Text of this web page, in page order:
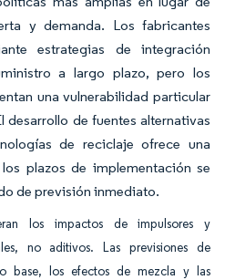
y demanda. Los fabricantes
estrategias de integración
a largo plazo, pero los
una vulnerabilidad particular
de fuentes alternativas
de reciclaje ofrece una
plazos de implementación se
de previsión inmediato.
los impactos de impulsores y
no aditivos. Las previsiones de
base, los efectos de mezcla y las